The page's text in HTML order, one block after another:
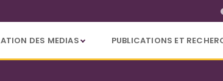
DES MEDIAS PUBLICATIONS ET